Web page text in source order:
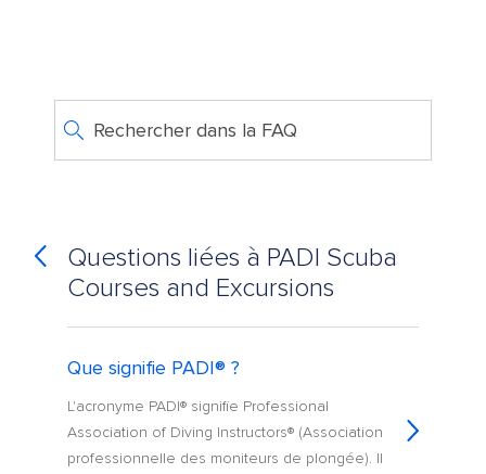
Rechercher dans la FAQ
Questions liées à PADI Scuba
Courses and Excursions
Que signifie PADI® ?
L'acronyme PADI® signifie Professional
Association of Diving Instructors® (Association
professionnelle des moniteurs de plongée). Il